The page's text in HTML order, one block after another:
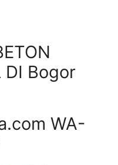
DI Bogor
WA-